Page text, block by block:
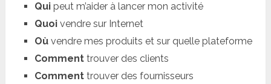
Quipeut m’aider à lancer mon activité
Quoivendre sur Internet
Oùvendre mes produits et sur quelle plateforme
Commenttrouver des clients
Commenttrouver des fournisseurs